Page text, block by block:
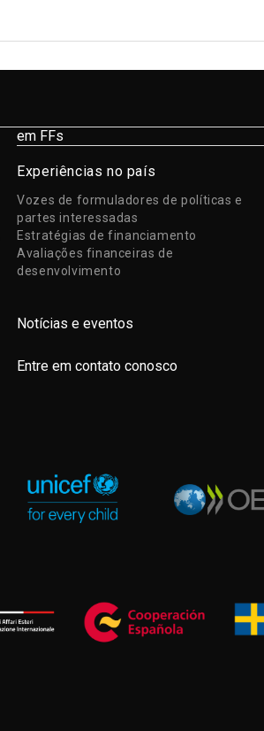
em FFs
Experiências no país
Vozes de formuladores de políticas e
partes interessadas
Estratégias de financiamento
Avaliações financeiras de
desenvolvimento
Notícias e eventos
Entre em contato conosco